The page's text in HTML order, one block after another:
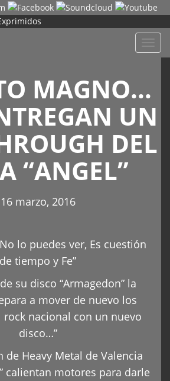
MAGNO…
UN
DEL
“ANGEL”
16 marzo, 2016
lo puedes ver, Es cuestión
de tiempo y Fe”
su disco “Armagedon” la
a mover de nuevo los
nacional con un nuevo
disco…”
de Heavy Metal de Valencia
calientan motores para darle